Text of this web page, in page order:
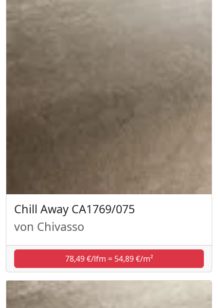
Chill Away CA1769/075
von Chivasso
78,49 €/lfm = 54,89 €/m²